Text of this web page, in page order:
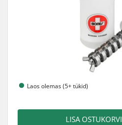
Laos olemas (5+ tükid)
LISA OSTUKORVI